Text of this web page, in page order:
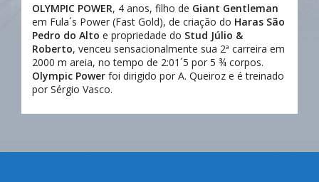
OLYMPIC POWER, 4 anos, filho de Giant Gentleman
em Fula´s Power (Fast Gold), de criação do Haras São
Pedro do Alto e propriedade do Stud Júlio &
Roberto, venceu sensacionalmente sua 2ª carreira em
2000 m areia, no tempo de 2:01´5 por 5 ¾ corpos.
Olympic Power foi dirigido por A. Queiroz e é treinado
por Sérgio Vasco.